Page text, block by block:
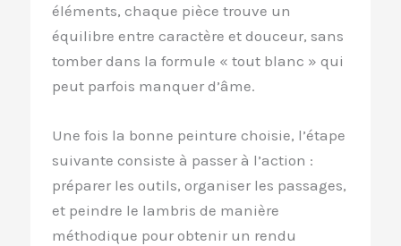
éléments, chaque pièce trouve un
équilibre entre caractère et douceur, sans
tomber dans la formule « tout blanc » qui
peut parfois manquer d’âme.
Une fois la bonne peinture choisie, l’étape
suivante consiste à passer à l’action :
préparer les outils, organiser les passages,
et peindre le lambris de manière
méthodique pour obtenir un rendu